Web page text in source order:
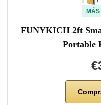
FUNYKICH 2ft
Portable